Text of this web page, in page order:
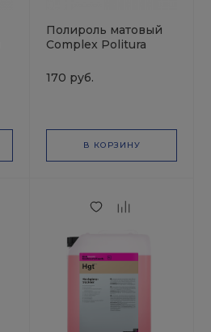
Полироль матовый
Complex Politura
VORTEX
170 руб.
В КОРЗИНУ